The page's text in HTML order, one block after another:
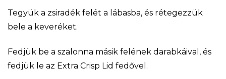
Tegyük a zsiradék felét a lábasba, és rétegezzük
bele a keveréket.
Fedjük be a szalonna másik felének darabkáival, és
fedjük le az Extra Crisp Lid fedővel.